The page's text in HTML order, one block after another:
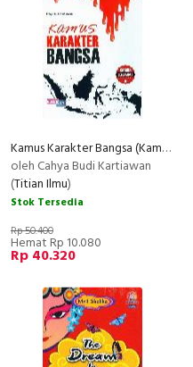
Kamus Karakter Bangsa (Kamus Bergambar)
oleh Cahya Budi Kartiawan
(Titian Ilmu)
Stok Tersedia
Rp 50.400
Hemat Rp 10.080
Rp 40.320